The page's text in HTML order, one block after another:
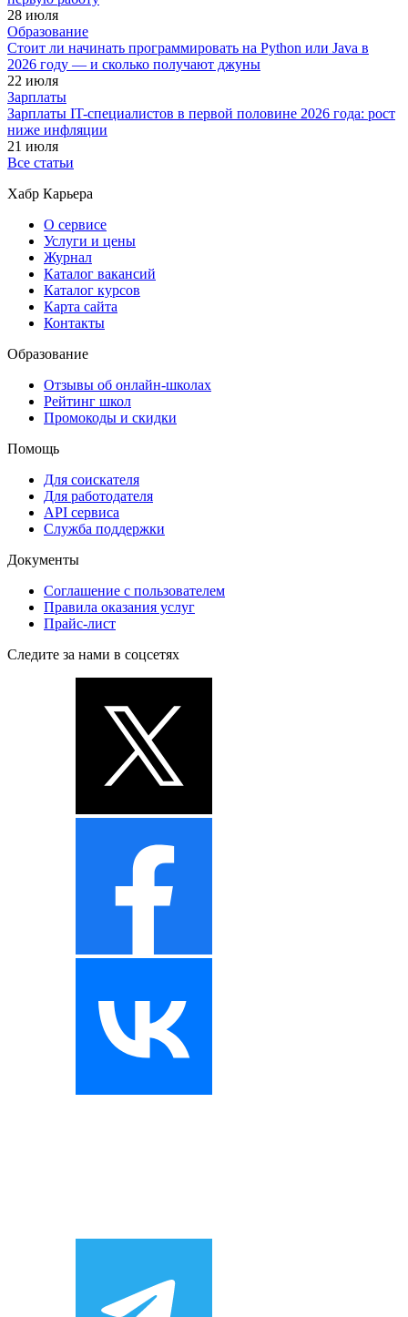
28 июля
Образование
Стоит ли начинать программировать на Python или Java в
2026 году — и сколько получают джуны
22 июля
Зарплаты
Зарплаты IT-специалистов в первой половине 2026 года: рост
ниже инфляции
21 июля
Все статьи
Хабр Карьера
О сервисе
Услуги и цены
Журнал
Каталог вакансий
Каталог курсов
Карта сайта
Контакты
Образование
Отзывы об онлайн-школах
Рейтинг школ
Промокоды и скидки
Помощь
Для соискателя
Для работодателя
API сервиса
Служба поддержки
Документы
Соглашение с пользователем
Правила оказания услуг
Прайс-лист
Следите за нами в соцсетях